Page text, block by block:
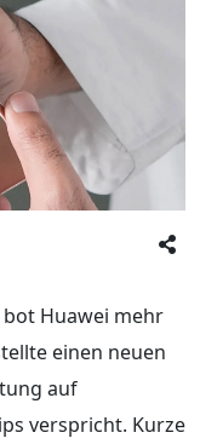
Huawei mehr
einen neuen
auf
verspricht. Kurze